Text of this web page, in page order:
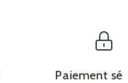
Paiement